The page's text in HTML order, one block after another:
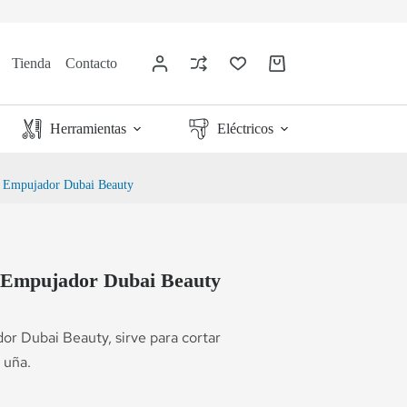
Tienda Contacto
Herramientas Eléctricos
Dubai Beauty
Dubai Beauty
Dubai Beauty, sirve para cortar